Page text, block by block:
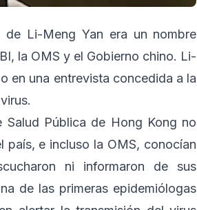
de Li-Meng Yan era un nombre
la OMS y el Gobierno chino. Li-
en una entrevista concedida a la
Salud Pública de Hong Kong no
país, e incluso la OMS, conocían
ni informaron de sus
de las primeras epidemiólogas